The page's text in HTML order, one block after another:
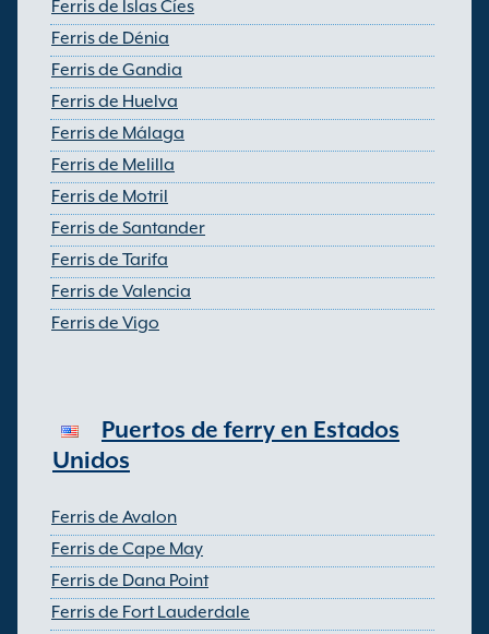
Ferris de Islas Cíes
Ferris de Dénia
Ferris de Gandia
Ferris de Huelva
Ferris de Málaga
Ferris de Melilla
Ferris de Motril
Ferris de Santander
Ferris de Tarifa
Ferris de Valencia
Ferris de Vigo
Puertos de ferry en Estados
Unidos
Ferris de Avalon
Ferris de Cape May
Ferris de Dana Point
Ferris de Fort Lauderdale